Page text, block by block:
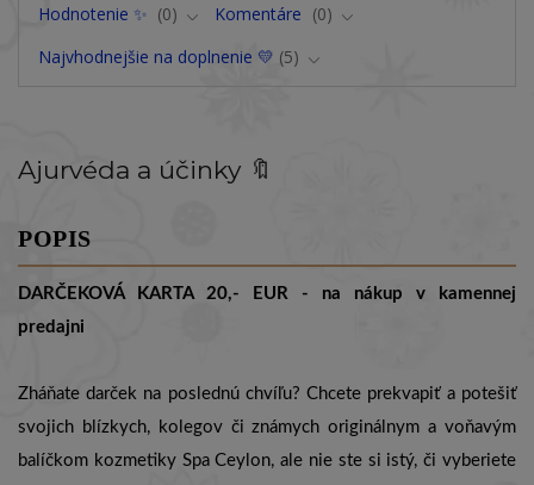
Hodnotenie ✨
0 Komentáre
0
Najvhodnejšie na doplnenie 💛 5
Ajurvéda a účinky 🔖
POPIS
DARČEKOVÁ KARTA 20,- EUR - na nákup v kamennej
predajni
Zháňate darček na poslednú chvíľu? Chcete prekvapiť a potešiť
svojich blízkych, kolegov či známych originálnym a voňavým
balíčkom kozmetiky Spa Ceylon, ale nie ste si istý, či vyberiete